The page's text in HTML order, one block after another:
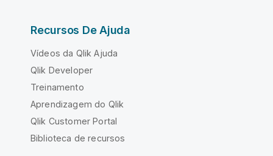
Recursos De Ajuda
Vídeos da Qlik Ajuda
Qlik Developer
Treinamento
Aprendizagem do Qlik
Qlik Customer Portal
Biblioteca de recursos